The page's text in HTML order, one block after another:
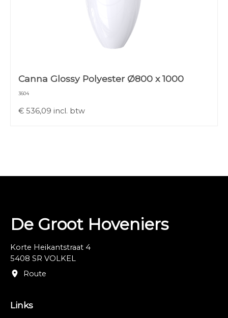
Canna Glossy Polyester Ø800 x 1000
3604
€ 536,09 incl. btw
De Groot Hoveniers
Korte Heikantstraat 4
5408 SR VOLKEL
Route
Links